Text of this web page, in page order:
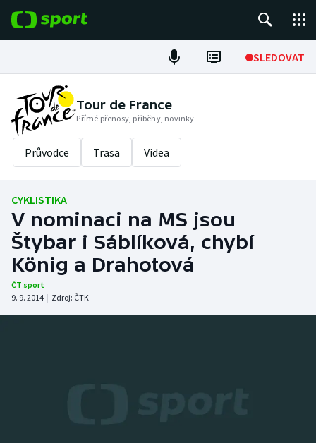
SLEDOVAT
Fotbal
Hokej
Tenis
Cyklistika
DALŠÍ SPORTY
Americký fotbal
NEPŘEHLÉDNĚTE
Tour de France
Přímé přenosy, příběhy, novinky
Průvodce Trasa Videa
CYKLISTIKA
V nominaci na MS jsou
Štybar i Sáblíková, chybí
König a Drahotová
ČT sport
9. 9. 2014 | Zdroj: ČTK